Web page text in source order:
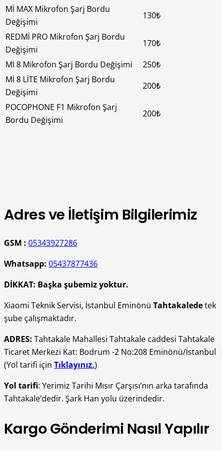
Mİ MAX Mikrofon Şarj Bordu
Değişimi
130₺
REDMİ PRO Mikrofon Şarj Bordu
Değişimi
170₺
Mİ 8 Mikrofon Şarj Bordu Değişimi
250₺
Mİ 8 LİTE Mikrofon Şarj Bordu
Değişimi
200₺
POCOPHONE F1 Mikrofon Şarj
Bordu Değişimi
200₺
Adres ve İletişim Bilgilerimiz
GSM : 05343927286
Whatsapp: 05437877436
DİKKAT: Başka şubemiz yoktur.
Xiaomi Teknik Servisi, İstanbul Eminönü Tahtakaledetek
şube çalışmaktadır.
ADRES: Tahtakale Mahallesi Tahtakale caddesi Tahtakale
Ticaret Merkezi Kat: Bodrum -2 No:208 Eminönü/İstanbul
(Yol tarifi için Tıklayınız.)
Yol tarifi: Yerimiz Tarihi Mısır Çarşısı’nın arka tarafında
Tahtakale’dedir. Şark Han yolu üzerindedir.
Kargo Gönderimi Nasıl Yapılır